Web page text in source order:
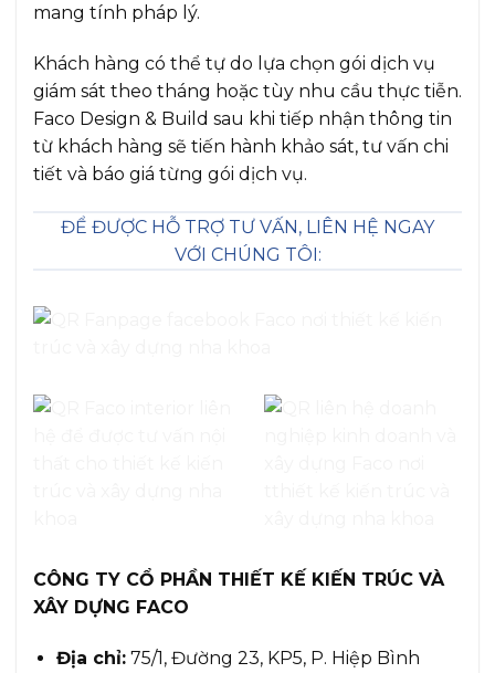
mang tính pháp lý.
Khách hàng có thể tự do lựa chọn gói dịch vụ
giám sát theo tháng hoặc tùy nhu cầu thực tiễn.
Faco Design & Build sau khi tiếp nhận thông tin
từ khách hàng sẽ tiến hành khảo sát, tư vấn chi
tiết và báo giá từng gói dịch vụ.
ĐỂ ĐƯỢC HỖ TRỢ TƯ VẤN, LIÊN HỆ NGAY
VỚI CHÚNG TÔI:
CÔNG TY CỔ PHẦN THIẾT KẾ KIẾN TRÚC VÀ
XÂY DỰNG FACO
Địa chỉ:75/1, Đường 23, KP5, P. Hiệp Bình